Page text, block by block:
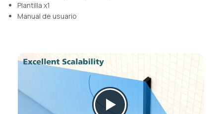
Plantilla x1
Manual de usuario